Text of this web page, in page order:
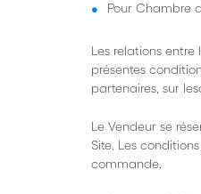
Pour Chambre
Les relations
présentes
partenaires, sur
Le Vendeur se
Site. Les
commande.